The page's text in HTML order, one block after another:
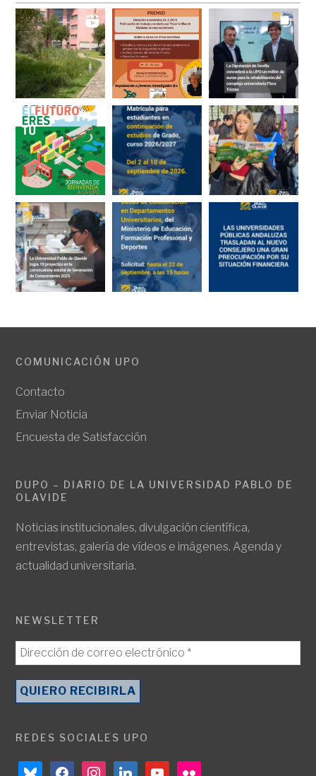
COMUNICACIÓN UPO
Contacto
Enviar Noticia
Encuesta de Satisfacción
DUPO – DIARIO DE LA UNIVERSIDAD PABLO DE
OLAVIDE
Noticias institucionales, divulgación científica,
entrevistas, galería de vídeos e imágenes. Agenda y
actualidad universitaria.
NEWSLETTER
REDES SOCIALES UPO
blueskyfacebookinstagramlinkedinyoutubeflickr